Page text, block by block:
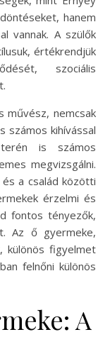
hanem
vannak. A szülők
értékrendjük
szociális
művész, nemcsak
számos kihívással
is számos
megvizsgálni.
a család közötti
érzelmi és
fontos tényezők,
Az ő gyermeke,
különös figyelmet
felnőni különös
A